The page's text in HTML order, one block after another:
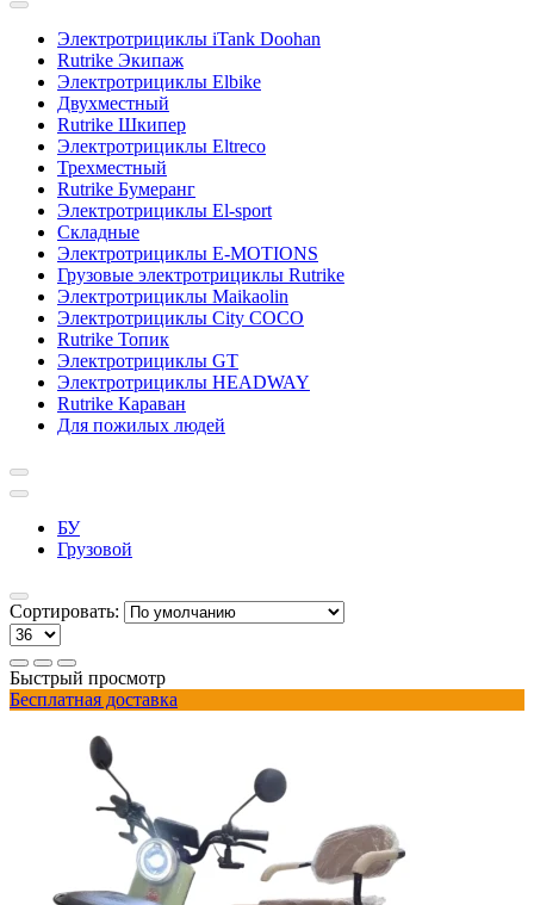
Электротрициклы iTank Doohan
Rutrike Экипаж
Электротрициклы Elbike
Двухместный
Rutrike Шкипер
Электротрициклы Eltreco
Трехместный
Rutrike Бумеранг
Электротрициклы El-sport
Складные
Электротрициклы E-MOTIONS
Грузовые электротрициклы Rutrike
Электротрициклы Maikaolin
Электротрициклы City COCO
Rutrike Топик
Электротрициклы GT
Электротрициклы HEADWAY
Rutrike Караван
Для пожилых людей
БУ
Грузовой
Сортировать:
Быстрый просмотр
Бесплатная доставка